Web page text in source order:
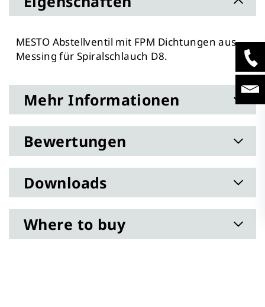
MESTO Abstellventil mit FPM Dichtungen aus
Messing für Spiralschlauch D8.
Mehr Informationen
Bewertungen
Downloads
Where to buy